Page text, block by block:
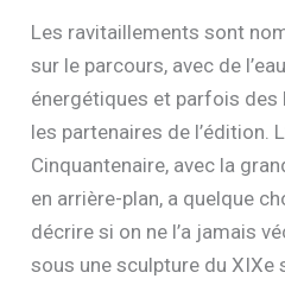
Les ravitaillements sont
sur le parcours, avec de
énergétiques et parfois des
les partenaires de l’édition.
Cinquantenaire, avec la
en arrière-plan, a quelque
décrire si on ne l’a jamais
sous une sculpture du XIXe